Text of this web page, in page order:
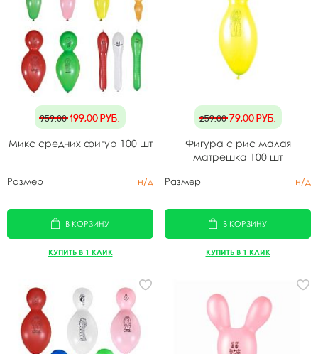
959,00199,00руб.
Микс средних фигур 100 шт
Размер н/д
В КОРЗИНУ
КУПИТЬ В 1 КЛИК
259,0079,00руб.
Фигура с рис малая
матрешка 100 шт
Размер н/д
В КОРЗИНУ
КУПИТЬ В 1 КЛИК